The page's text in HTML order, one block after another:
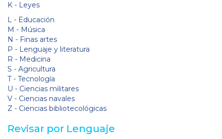
K - Leyes
L - Educación
M - Música
N - Finas artes
P - Lenguaje y literatura
R - Medicina
S - Agricultura
T - Tecnología
U - Ciencias militares
V - Ciencias navales
Z - Ciencias bibliotecológicas
Revisar por Lenguaje